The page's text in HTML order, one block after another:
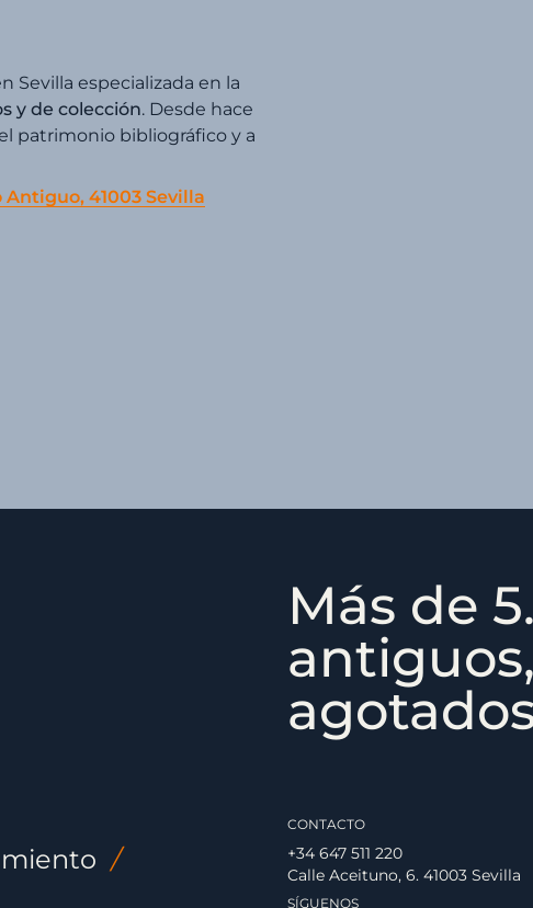
Sevilla especializada en la
y de colección. Desde hace
patrimonio bibliográfico y a
Antiguo, 41003 Sevilla
Más de
/
CONTACTO
+34 647 511 220
Calle Aceituno, 6. 41003 Sevilla
SÍGUENOS